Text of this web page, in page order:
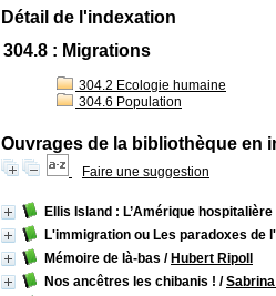
Détail de l'indexation
304.8 : Migrations
304.2 Ecologie humaine
304.6 Population
Ouvrages de la bibliothèque en
Faire une suggestion
Ellis Island : L’Amérique
L'immigration ou Les paradoxes de
Mémoire de là-bas / Hubert Ripoll
Nos ancêtres les chibanis ! /